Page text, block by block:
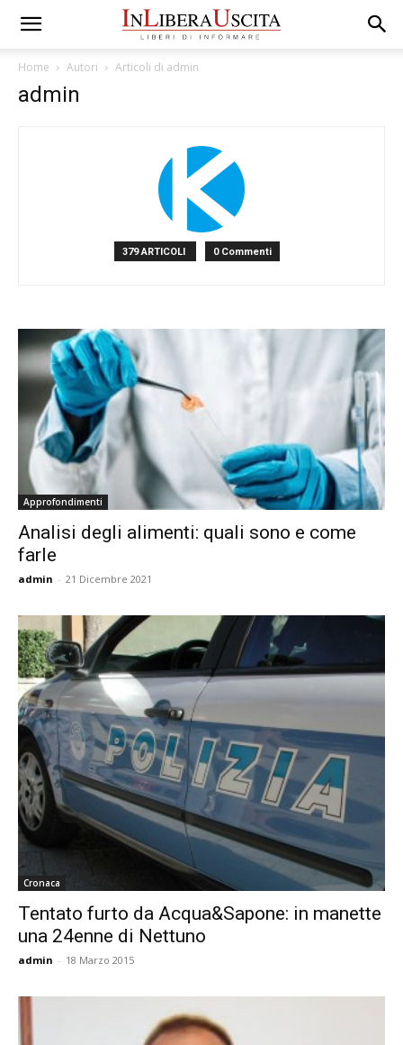
Home Autori Articoli di admin
admin
379 ARTICOLI 0 Commenti
Approfondimenti
Analisi degli alimenti: quali sono e come
farle
admin - 21 Dicembre 2021
Cronaca
Tentato furto da Acqua&Sapone: in manette
una 24enne di Nettuno
admin - 18 Marzo 2015